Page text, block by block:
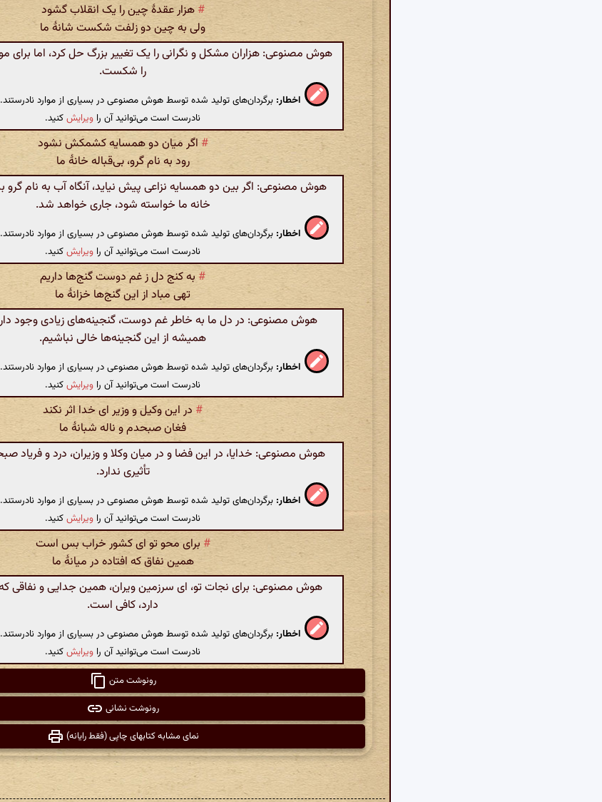
# هزار عقدهٔ چین را یک انقلاب گشود
ولی به چین دو زلفت شکست شانهٔ ما
هوش مصنوعی: هزاران مشکل و نگرانی را یک تغییر بزرگ حل کرد، اما برای
را شکست.
اخطار: برگردان‌های تولید شده توسط هوش مصنوعی در بسیاری از موارد
نادرست است می‌توانید آن را ویرایشکنید.
# اگر میان دو همسایه کشمکش نشود
رود به نام گرو، بی‌قباله خانهٔ ما
هوش مصنوعی: اگر بین دو همسایه نزاعی پیش نیاید، آنگاه آب به نام گرو
خانه ما خواسته شود، جاری خواهد شد.
اخطار: برگردان‌های تولید شده توسط هوش مصنوعی در بسیاری از موارد
نادرست است می‌توانید آن را ویرایشکنید.
# به کنج دل ز غم دوست گنج‌ها داریم
تهی مباد از این گنج‌ها خزانهٔ ما
هوش مصنوعی: در دل ما به خاطر غم دوست، گنجینه‌های زیادی وجود
همیشه از این گنجینه‌ها خالی نباشیم.
اخطار: برگردان‌های تولید شده توسط هوش مصنوعی در بسیاری از موارد
نادرست است می‌توانید آن را ویرایشکنید.
# در این وکیل و وزیر ای خدا اثر نکند
فغان صبحدم و ناله شبانهٔ ما
هوش مصنوعی: خدایا، در این فضا و در میان وکلا و وزیران، درد و فریاد
تأثیری ندارد.
اخطار: برگردان‌های تولید شده توسط هوش مصنوعی در بسیاری از موارد
نادرست است می‌توانید آن را ویرایشکنید.
# برای محو تو ای کشور خراب بس است
همین نفاق که افتاده در میانهٔ ما
هوش مصنوعی: برای نجات تو، ای سرزمین ویران، همین جدایی و نفاقی
دارد، کافی است.
اخطار: برگردان‌های تولید شده توسط هوش مصنوعی در بسیاری از موارد
نادرست است می‌توانید آن را ویرایشکنید.
رونوشت متن
رونوشت نشانی
نمای مشابه کتابهای چاپی (فقط رایانه)